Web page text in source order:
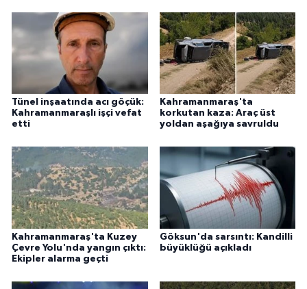
Tünel inşaatında acı göçük:
Kahramanmaraşlı işçi vefat
etti
Kahramanmaraş'ta
korkutan kaza: Araç üst
yoldan aşağıya savruldu
Kahramanmaraş'ta Kuzey
Çevre Yolu'nda yangın çıktı:
Ekipler alarma geçti
Göksun'da sarsıntı: Kandilli
büyüklüğü açıkladı